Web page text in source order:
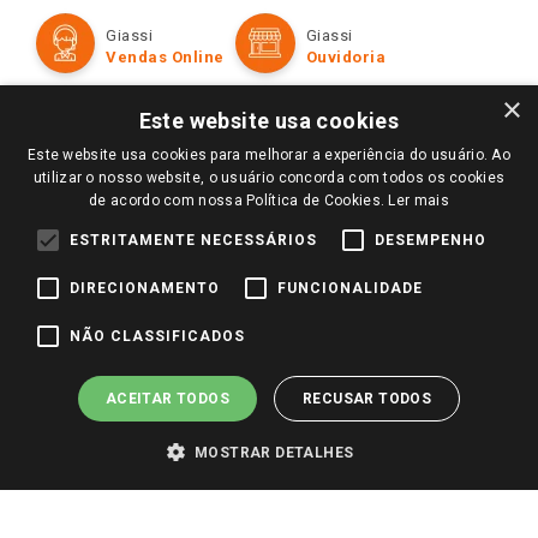
Televendas
Amigo Giassi
Trabalhe Conosco
Identidade Visual
Formas de Pagamento
Políticas de entrega
Trocas e Devoluções
Giassi
Vendas Online
Giassi
Ouvidoria
Redes Sociais
Pagamento e Segurança
×
Este website usa cookies
Este website usa cookies para melhorar a experiência do usuário. Ao
utilizar o nosso website, o usuário concorda com todos os cookies
de acordo com nossa Política de Cookies. Ler mais
ESTRITAMENTE NECESSÁRIOS DESEMPENHO
DIRECIONAMENTO FUNCIONALIDADE
NÃO CLASSIFICADOS
ACEITAR TODOS RECUSAR TODOS
MOSTRAR DETALHES